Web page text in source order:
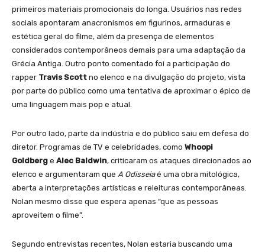
primeiros materiais promocionais do longa. Usuários nas redes
sociais apontaram anacronismos em figurinos, armaduras e
estética geral do filme, além da presença de elementos
considerados contemporâneos demais para uma adaptação da
Grécia Antiga. Outro ponto comentado foi a participação do
rapper Travis Scott no elenco e na divulgação do projeto, vista
por parte do público como uma tentativa de aproximar o épico de
uma linguagem mais pop e atual.
Por outro lado, parte da indústria e do público saiu em defesa do
diretor. Programas de TV e celebridades, como Whoopi
Goldberg e Alec Baldwin, criticaram os ataques direcionados ao
elenco e argumentaram que A Odisseiaé uma obra mitológica,
aberta a interpretações artísticas e releituras contemporâneas.
Nolan mesmo disse que espera apenas “que as pessoas
aproveitem o filme”.
Segundo entrevistas recentes, Nolan estaria buscando uma